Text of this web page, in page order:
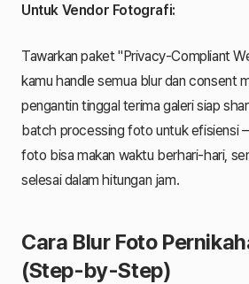
Untuk Vendor Fotografi:
Tawarkan paket "Privacy-Compliant
kamu handle semua blur dan consent
pengantin tinggal terima galeri siap
batch processing foto untuk efisiensi
foto bisa makan waktu berhari-hari,
selesai dalam hitungan jam.
Cara Blur Foto
(Step-by-Step)